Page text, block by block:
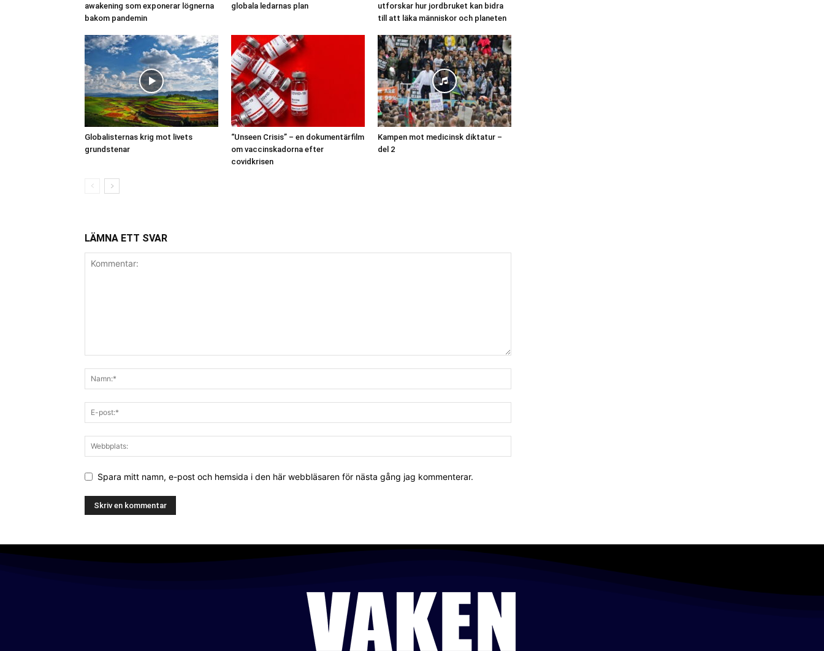
awakening som exponerar lögnerna
bakom pandemin
globala ledarnas plan
utforskar hur jordbruket kan bidra
till att läka människor och planeten
Globalisternas krig mot livets
grundstenar
“Unseen Crisis” – en dokumentärfilm
om vaccinskadorna efter
covidkrisen
Kampen mot medicinsk diktatur –
del 2
LÄMNA ETT SVAR
Spara mitt namn, e-post och hemsida i den här webbläsaren för nästa gång jag kommenterar.